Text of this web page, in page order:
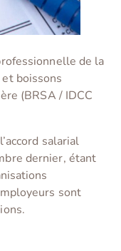
de la
boissons
(BRSA / IDCC
salarial
dernier, étant
sont